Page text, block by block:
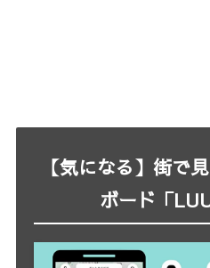
【気になる】街で
ボード「